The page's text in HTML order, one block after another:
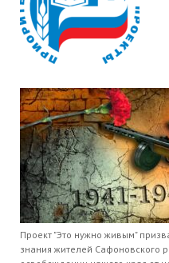
Проект "Это нужно живым"
знания жителей Сафоновского